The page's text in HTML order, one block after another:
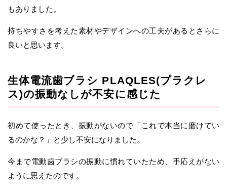
もありました。
持ちやすさを考えた素材やデザインへの工夫があるとさらに
良いと思います。
生体電流歯ブラシ PLAQLES(プラクレ
ス)の振動なしが不安に感じた
初めて使ったとき、振動がないので「これで本当に磨けてい
るのかな？」と少し不安になりました。
今まで電動歯ブラシの振動に慣れていたため、手応えがない
ように思えたのです。